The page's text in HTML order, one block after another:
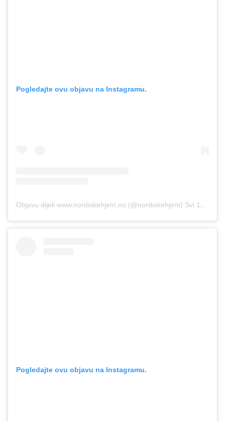
Pogledajte ovu objavu na Instagramu.
Objavu dijeli www.nordiskehjem.no (@nordiskehjem) Svi 11, 2019 u 12:40 PDT
Pogledajte ovu objavu na Instagramu.